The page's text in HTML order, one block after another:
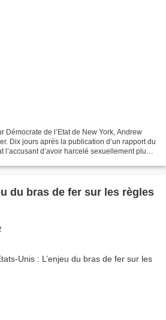
Démocrate de l’Etat de New York, Andrew
Dix jours après la publication d’un rapport du
d’avoir harcelé sexuellement plus
du bras de fer sur les règles